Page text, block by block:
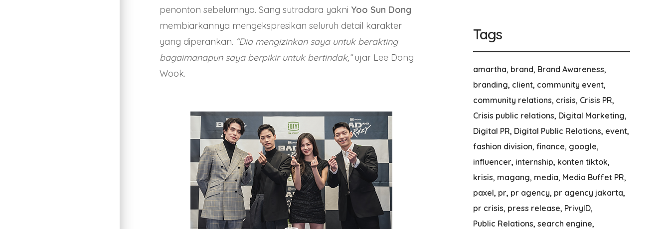
penonton sebelumnya. Sang sutradara yakni Yoo Sun Dong
membiarkannya mengekspresikan seluruh detail karakter
yang diperankan. “Dia mengizinkan saya untuk berakting
bagaimanapun saya berpikir untuk bertindak,”ujar Lee Dong
Wook.
Tags
amartha brand Brand Awareness
branding client community event
community relations crisis Crisis PR
Crisis public relations Digital Marketing
Digital PR Digital Public Relations event
fashion division finance google
influencer internship konten tiktok
krisis magang media Media Buffet PR
paxel pr pr agency pr agency jakarta
pr crisis press release PrivyID
Public Relations search engine